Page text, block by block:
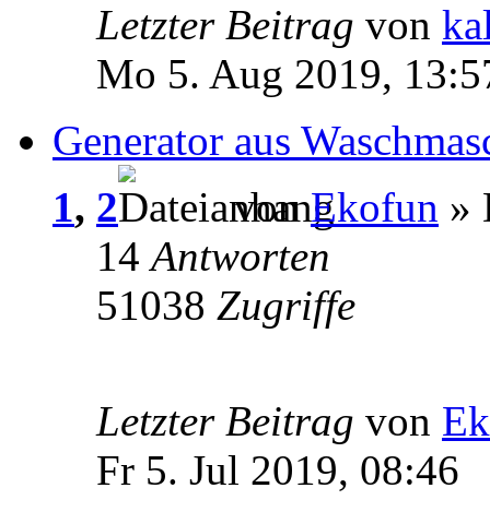
Letzter Beitrag von
Mo 5. Aug 2019,
Generator aus
1, 2 vonEkofun »
14Antworten
51038 Zugriffe
Letzter Beitrag von
Fr 5. Jul 2019, 08:46